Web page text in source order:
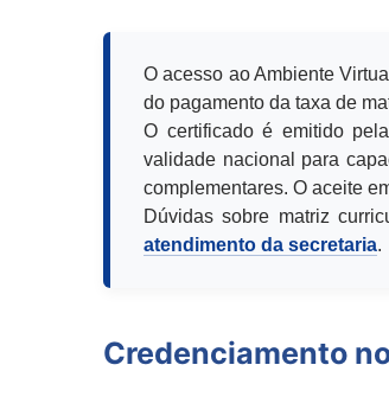
O acesso ao Ambiente
do pagamento da taxa de
O certificado é emitido
validade nacional para
complementares. O aceite
Dúvidas sobre matriz
atendimento da secretaria.
Credenciamento